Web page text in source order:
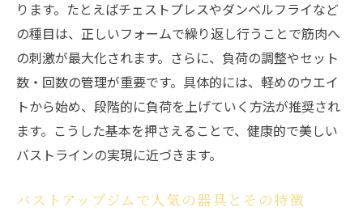
ります。たとえばチェストプレスやダンベルフライなど
の種目は、正しいフォームで繰り返し行うことで筋肉へ
の刺激が最大化されます。さらに、負荷の調整やセット
数・回数の管理が重要です。具体的には、軽めのウエイ
トから始め、段階的に負荷を上げていく方法が推奨され
ます。こうした基本を押さえることで、健康的で美しい
バストラインの実現に近づきます。
バストアップジムで人気の器具とその特徴